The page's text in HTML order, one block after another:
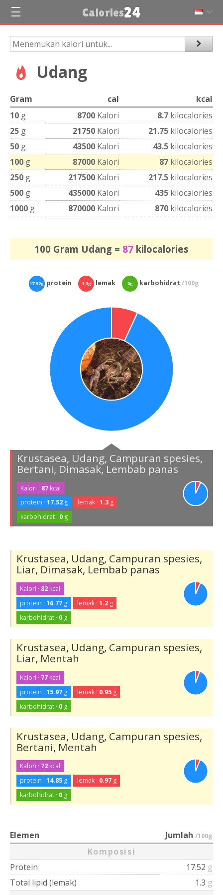
Calories24
Udang
Gram cal
kcal
10 g 8700 Kalori 8.7 kilocalories
25 g 21750 Kalori 21.75 kilocalories
50 g 43500 Kalori 43.5 kilocalories
100 g 87000 Kalori 87 kilocalories
250 g 217500 Kalori 217.5 kilocalories
500 g 435000 Kalori 435 kilocalories
1000 g 870000 Kalori 870 kilocalories
100 Gram Udang = 87 kilocalories
17.52gprotein 1.3g lemak 0g karbohidrat/100g
Krustasea, Udang, Campuran spesies,
Bertani, Dimasak, Lembab panas
Kalori · 87 kcal
protein ·17.52 g lemak · 1.3g
karbohidrat · 0 g
Krustasea, Udang, Campuran spesies,
Liar, Dimasak, Lembab panas
Kalori · 82 kcal
protein ·16.77 g lemak · 1.2g
karbohidrat · 0 g
Krustasea, Udang, Campuran spesies,
Liar, Mentah
Kalori · 77 kcal
protein ·15.97 g lemak · 0.95g
karbohidrat · 0 g
Krustasea, Udang, Campuran spesies,
Bertani, Mentah
Kalori · 72 kcal
protein ·14.85 g lemak · 0.97g
karbohidrat · 0 g
Elemen Jumlah /100g
Komposisi
Protein
17.52 g
Total lipid (lemak)
1.3 g